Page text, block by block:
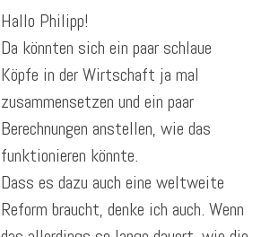
Hallo Philipp!
Da könnten sich ein paar schlaue
Köpfe in der Wirtschaft ja mal
zusammensetzen und ein paar
Berechnungen anstellen, wie das
funktionieren könnte.
Dass es dazu auch eine weltweite
Reform braucht, denke ich auch. Wenn